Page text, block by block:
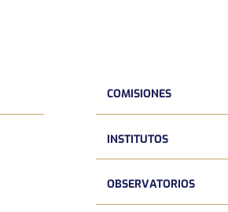
COMISIONES
INSTITUTOS
OBSERVATORIOS